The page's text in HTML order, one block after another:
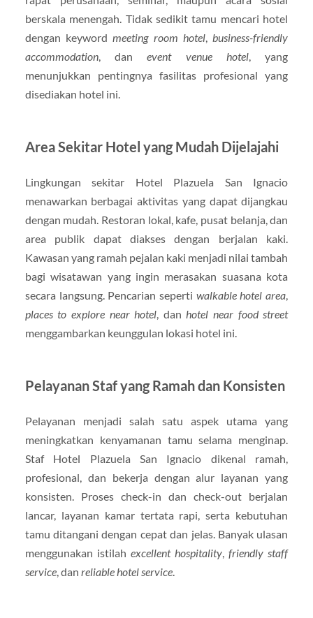
berskala menengah. Tidak sedikit tamu mencari hotel
dengan keywordmeeting room hotel,business-friendly
accommodation, danevent venue hotel, yang
menunjukkan pentingnya fasilitas profesional yang
disediakan hotel ini.
Area Sekitar Hotel yang Mudah Dijelajahi
Lingkungan sekitar Hotel Plazuela San Ignacio
menawarkan berbagai aktivitas yang dapat dijangkau
dengan mudah. Restoran lokal, kafe, pusat belanja, dan
area publik dapat diakses dengan berjalan kaki.
Kawasan yang ramah pejalan kaki menjadi nilai tambah
bagi wisatawan yang ingin merasakan suasana kota
secara langsung. Pencarian seperti walkable hotel area,
places to explore near hotel, danhotel near food street
menggambarkan keunggulan lokasi hotel ini.
Pelayanan Staf yang Ramah dan Konsisten
Pelayanan menjadi salah satu aspek utama yang
meningkatkan kenyamanan tamu selama menginap.
Staf Hotel Plazuela San Ignacio dikenal ramah,
profesional, dan bekerja dengan alur layanan yang
konsisten. Proses check-in dan check-out berjalan
lancar, layanan kamar tertata rapi, serta kebutuhan
tamu ditangani dengan cepat dan jelas. Banyak ulasan
menggunakan istilah excellent hospitality,friendly staff
service, dan reliable hotel service.